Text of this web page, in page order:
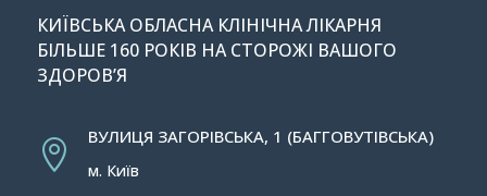
КИЇВСЬКА ОБЛАСНА КЛІНІЧНА ЛІКАРНЯ
БІЛЬШЕ 160 РОКІВ НА СТОРОЖІ ВАШОГО
ЗДОРОВ’Я

ВУЛИЦЯ ЗАГОРІВСЬКА, 1 (БАГГОВУТІВСЬКА)
м. Київ